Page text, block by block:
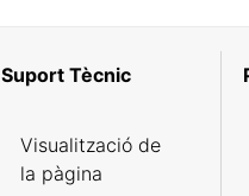
Suport Tècnic
Visualització de
la pàgina